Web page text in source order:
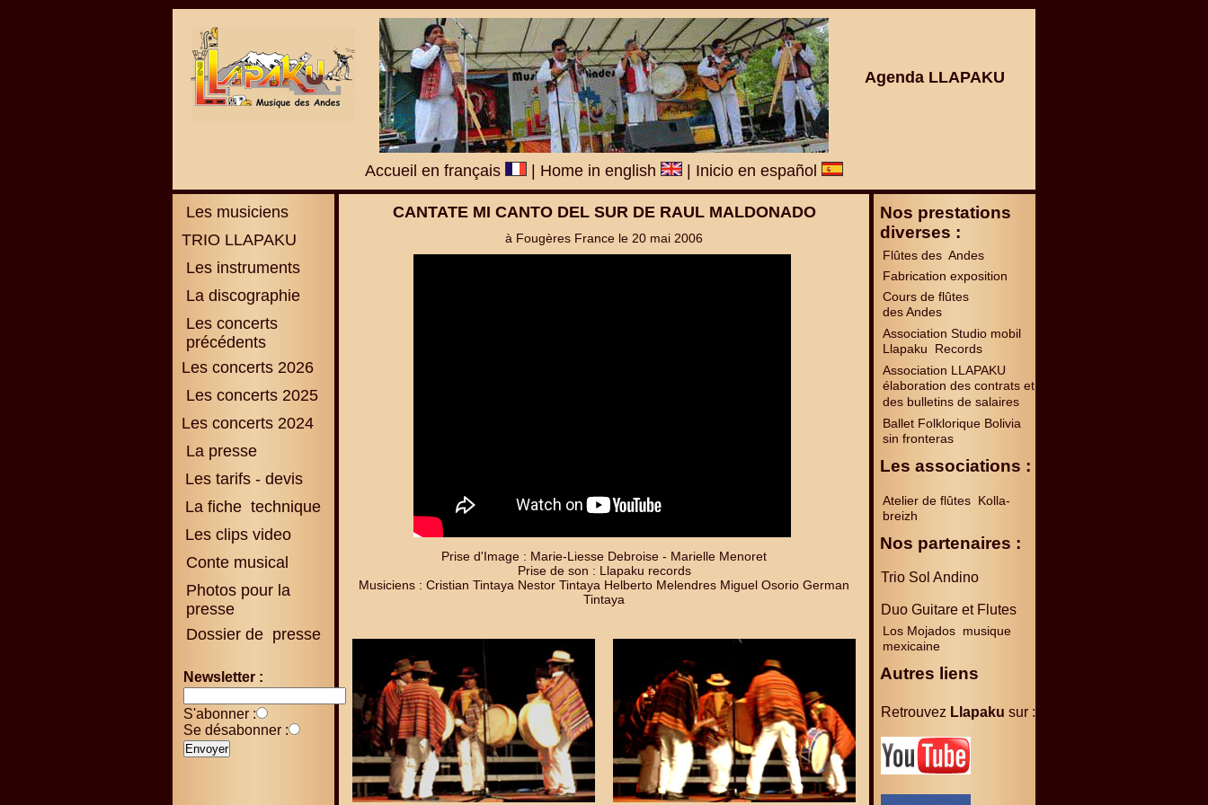
Accueil en français Home in english Inicio en español
Agenda LLAPAKU
Les musiciens
TRIO LLAPAKU
Les instruments
La discographie
Les concerts
précédents
Les concerts 2026
Les concerts 2025
Les concerts 2024
La presse
Les tarifs - devis
La fiche technique
Les clips video
Conte musical
Photos pour la
presse
Dossier de presse
Newsletter :
S'abonner :
Se désabonner :
CANTATE MI CANTO DEL SUR DE RAUL MALDONADO
à Fougères France le 20 mai 2006
Prise d'Image : Marie-Liesse Debroise - Marielle Menoret
Prise de son : Llapaku records
Musiciens : Cristian Tintaya Nestor Tintaya Helberto Melendres Miguel Osorio German
Tintaya
Nos prestations
diverses :
Flûtes des Andes
Fabrication exposition
Cours de flûtes
des Andes
Association Studio mobil
Llapaku Records
Association LLAPAKU
élaboration des contrats et
des bulletins de salaires
Ballet Folklorique Bolivia
sin fronteras
Les associations :
Atelier de flûtes Kolla-
breizh
Nos partenaires :
Trio Sol Andino
Duo Guitare et Flutes
Los Mojados musique
mexicaine
Autres liens
Retrouvez Llapaku sur :